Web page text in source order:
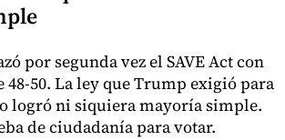
por segunda vez el SAVE Act con
48-50. La ley que Trump exigió para
logró ni siquiera mayoría simple.
de ciudadanía para votar.